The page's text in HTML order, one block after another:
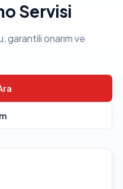
Servisi
garantili onarım ve